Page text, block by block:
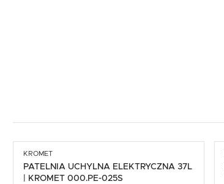
KROMET
PATELNIA UCHYLNA ELEKTRYCZNA 37L
| KROMET 000.PE-025S